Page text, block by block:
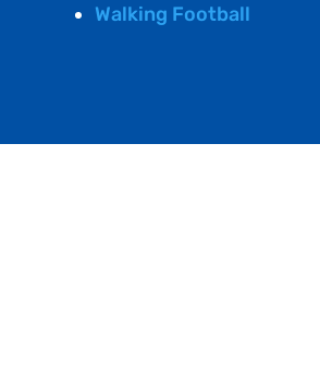
Walking Football